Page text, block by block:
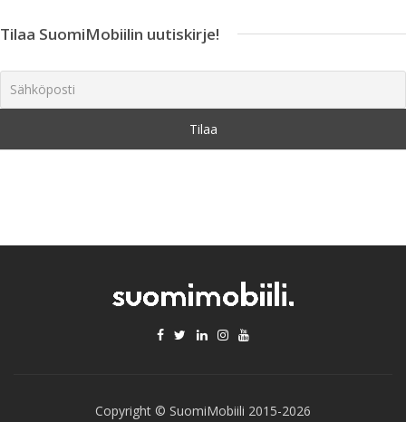
Tilaa SuomiMobiilin uutiskirje!
Copyright © SuomiMobiili 2015-2026